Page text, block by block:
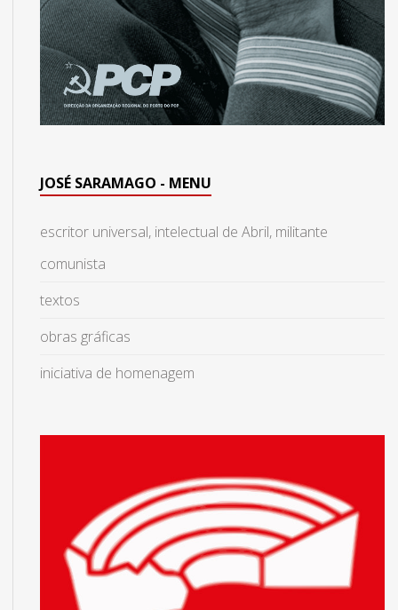
JOSÉ SARAMAGO - MENU
escritor universal, intelectual de Abril, militante
comunista
textos
obras gráficas
iniciativa de homenagem